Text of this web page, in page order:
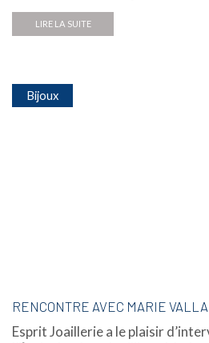
LIRE LA SUITE
Bijoux
RENCONTRE AVEC MARIE
Esprit Joaillerie a le plaisir